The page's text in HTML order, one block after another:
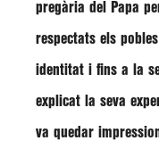
pregària del Papa
respectats els
identitat i fins a la
explicat la seva
va quedar